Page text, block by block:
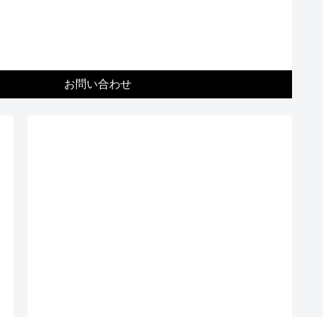
お問い合わせ